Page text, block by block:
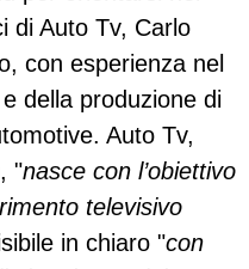
di Auto Tv, Carlo
con esperienza nel
della produzione di
Auto Tv,
"nasce con l’obiettivo
televisivo
in chiaro "con